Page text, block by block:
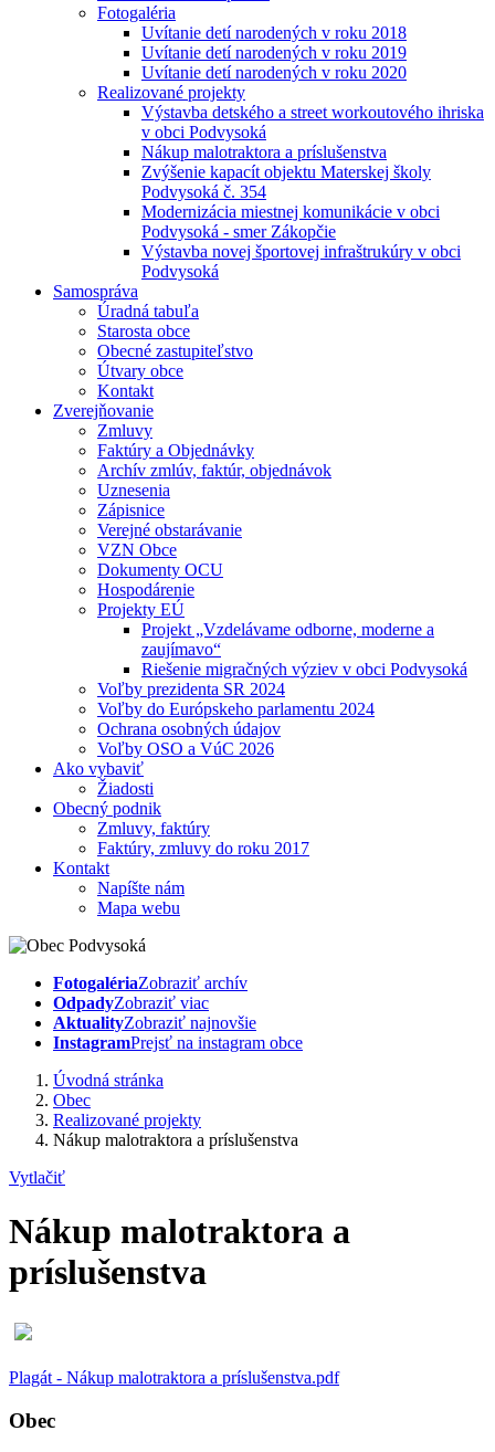
Fotogaléria
Uvítanie detí narodených v roku 2018
Uvítanie detí narodených v roku 2019
Uvítanie detí narodených v roku 2020
Realizované projekty
Výstavba detského a street workoutového ihriska
v obci Podvysoká
Nákup malotraktora a príslušenstva
Zvýšenie kapacít objektu Materskej školy
Podvysoká č. 354
Modernizácia miestnej komunikácie v obci
Podvysoká - smer Zákopčie
Výstavba novej športovej infraštrukúry v obci
Podvysoká
Samospráva
Úradná tabuľa
Starosta obce
Obecné zastupiteľstvo
Útvary obce
Kontakt
Zverejňovanie
Zmluvy
Faktúry a Objednávky
Archív zmlúv, faktúr, objednávok
Uznesenia
Zápisnice
Verejné obstarávanie
VZN Obce
Dokumenty OCU
Hospodárenie
Projekty EÚ
Projekt „Vzdelávame odborne, moderne a
zaujímavo“
Riešenie migračných výziev v obci Podvysoká
Voľby prezidenta SR 2024
Voľby do Európskeho parlamentu 2024
Ochrana osobných údajov
Voľby OSO a VúC 2026
Ako vybaviť
Žiadosti
Obecný podnik
Zmluvy, faktúry
Faktúry, zmluvy do roku 2017
Kontakt
Napíšte nám
Mapa webu
FotogalériaZobraziť archív
OdpadyZobraziť viac
AktualityZobraziť najnovšie
InstagramPrejsť na instagram obce
Úvodná stránka
Obec
Realizované projekty
Nákup malotraktora a príslušenstva
Vytlačiť
Nákup malotraktora a
príslušenstva
Plagát - Nákup malotraktora a príslušenstva.pdf
Obec